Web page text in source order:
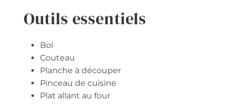
Outils essentiels
Bol
Couteau
Planche à découper
Pinceau de cuisine
Plat allant au four